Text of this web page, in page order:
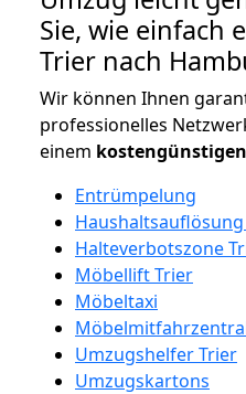
Sie, wie einfach
Trier nach
Wir können Ihnen
professionelles
einem kostengünstigen
Entrümpelung
Halteverbotszone
Möbellift Trier
Möbeltaxi
Umzugshelfer Trier
Umzugskartons